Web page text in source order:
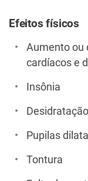
Efeitos físicos
Aumento ou
cardíacos e
Insônia
Desidratação
Pupilas
Tontura